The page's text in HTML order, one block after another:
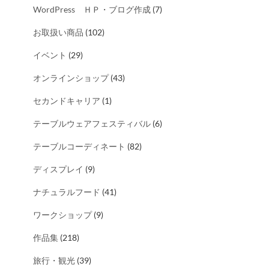
WordPress ＨＰ・ブログ作成 (7)
お取扱い商品 (102)
イベント (29)
オンラインショップ(43)
セカンドキャリア (1)
テーブルウェアフェスティバル (6)
テーブルコーディネート (82)
ディスプレイ (9)
ナチュラルフード (41)
ワークショップ(9)
作品集 (218)
旅行・観光 (39)